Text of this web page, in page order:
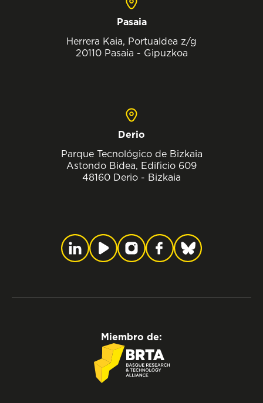
Pasaia
Herrera Kaia, Portualdea z/g
20110 Pasaia - Gipuzkoa
Derio
Parque Tecnológico de Bizkaia
Astondo Bidea, Edificio 609
48160 Derio - Bizkaia
Miembro de: